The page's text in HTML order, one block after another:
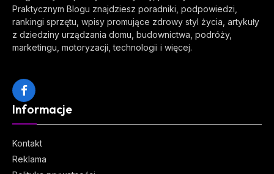
Praktycznym Blogu znajdziesz poradniki, podpowiedzi,
rankingi sprzętu, wpisy promujące zdrowy styl życia, artykuły
z dziedziny urządzania domu, budownictwa, podróży,
marketingu, motoryzacji, technologii i więcej.
Facebook
Informacje
Kontakt
Reklama